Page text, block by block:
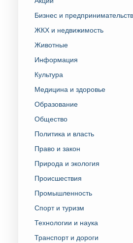
Бизнес и
ЖКХ и недвижимость
Животные
Информация
Культура
Медицина и здоровье
Образование
Общество
Политика и власть
Право и закон
Природа и экология
Происшествия
Промышленность
Спорт и туризм
Технологии и наука
Транспорт и дороги